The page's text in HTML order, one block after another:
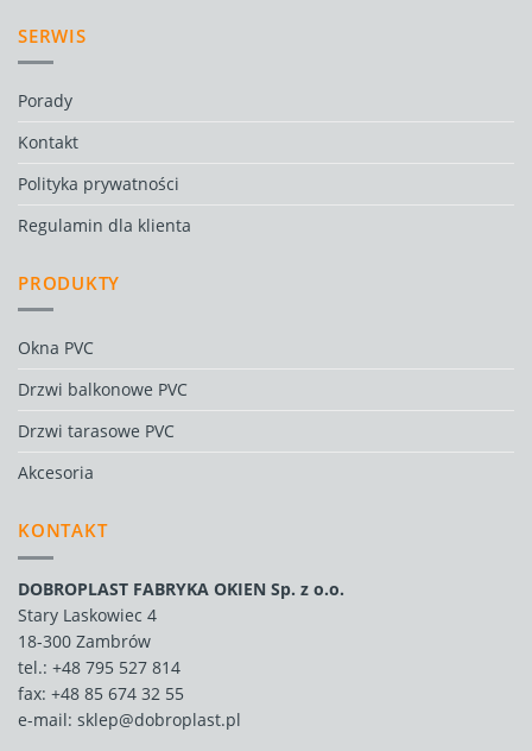
SERWIS
Porady
Kontakt
Polityka prywatności
Regulamin dla klienta
PRODUKTY
Okna PVC
Drzwi balkonowe PVC
Drzwi tarasowe PVC
Akcesoria
KONTAKT
DOBROPLAST FABRYKA OKIEN Sp. z o.o.
Stary Laskowiec 4
18-300 Zambrów
tel.: +48 795 527 814
fax: +48 85 674 32 55
e-mail: sklep@dobroplast.pl